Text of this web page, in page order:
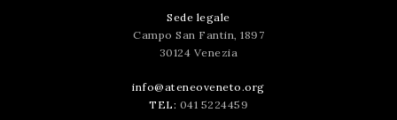
Sede legale
Campo San Fantin, 1897
30124 Venezia
info@ateneoveneto.org
TEL: 041 5224459